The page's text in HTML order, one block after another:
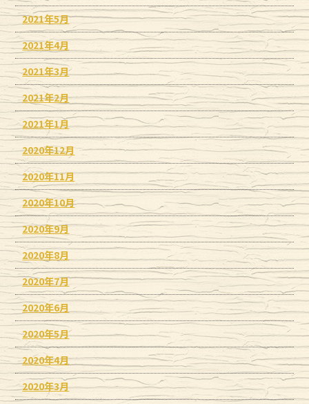
2021年5月
2021年4月
2021年3月
2021年2月
2021年1月
2020年12月
2020年11月
2020年10月
2020年9月
2020年8月
2020年7月
2020年6月
2020年5月
2020年4月
2020年3月